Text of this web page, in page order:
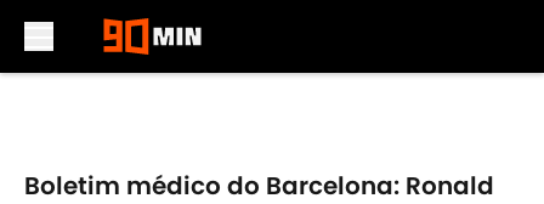
Boletim médico do Barcelona: Ronald